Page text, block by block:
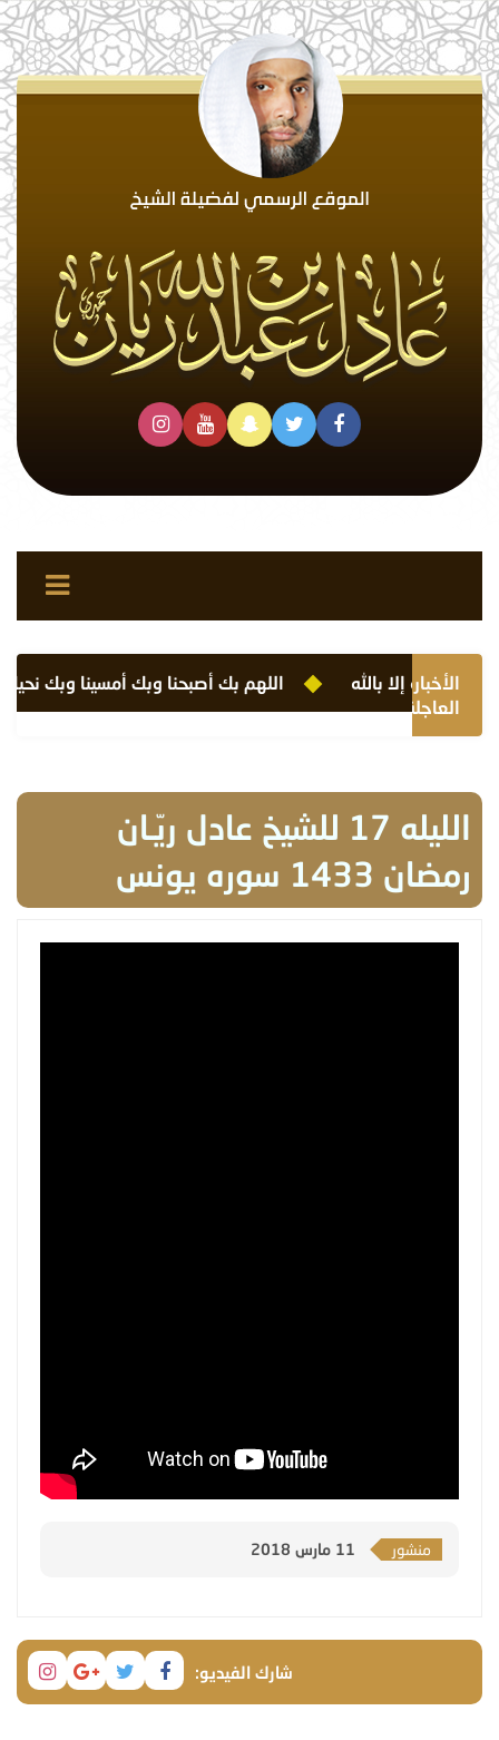
الأخبار
العاجلة
اللهم بك أصبحنا وبك أمسينا وبك نحيا ولا قوة إلا بالله
الليله 17 للشيخ عادل ريّـان
رمضان 1433 سوره يونس
منشور 11 مارس 2018
شارك الفيديو: